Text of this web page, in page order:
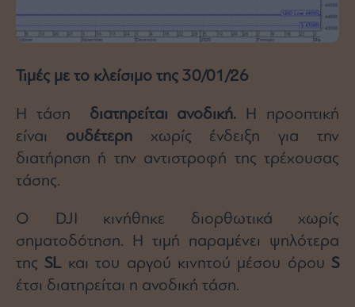
Τιμές με το κλείσιμο της 30/01/26
Η τάση διατηρείται ανοδική.
Η προοπτική
είναι ουδέτερηχωρίς ένδειξη για την
διατήρηση ή την αντιστροφή της τρέχουσας
τάσης.
Ο DJI κινήθηκε διορθωτικά χωρίς
σηματοδότηση. Η τιμή παραμένει ψηλότερα
της SLκαι του αργού κινητού μέσου όρου S
έτσι διατηρείται η ανοδική τάση.